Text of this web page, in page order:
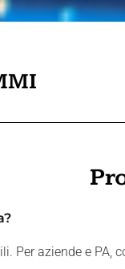
Per aziende e PA,